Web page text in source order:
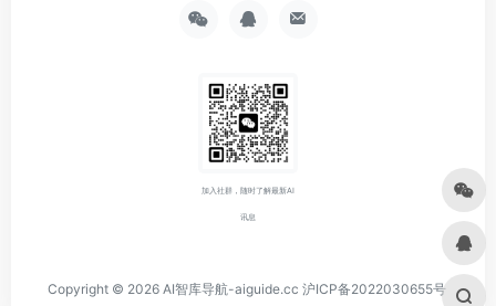
加入社群，随时了解最新AI
讯息
Copyright © 2026 AI智库导航-aiguide.cc 沪ICP备2022030655号